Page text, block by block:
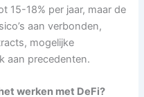
15-18% per jaar, maar de
aan verbonden,
mogelijke
aan precedenten.
werken met DeFi?